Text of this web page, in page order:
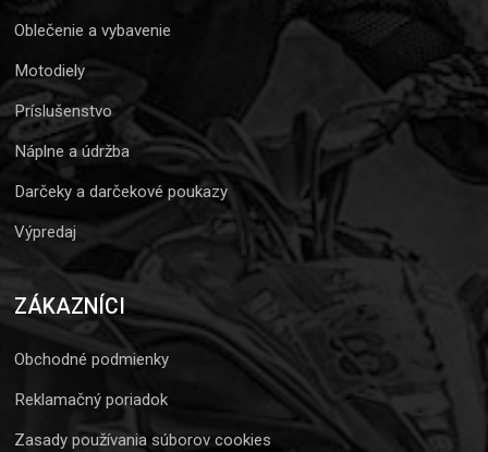
Oblečenie a vybavenie
Motodiely
Príslušenstvo
Náplne a údržba
Darčeky a darčekové poukazy
Výpredaj
ZÁKAZNÍCI
Obchodné podmienky
Reklamačný poriadok
Zasady používania súborov cookies